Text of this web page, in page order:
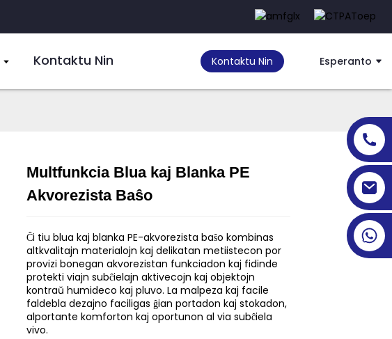
Kontaktu Nin Kontaktu Nin Esperanto
Loading...
Loading... Loading...
Loading...
Multfunkcia Blua kaj Blanka PE
Akvorezista Baŝo
Ĉi tiu blua kaj blanka PE-akvorezista baŝo kombinas
altkvalitajn materialojn kaj delikatan metiistecon por
provizi bonegan akvorezistan funkciadon kaj fidinde
protekti viajn subĉielajn aktivecojn kaj objektojn
kontraŭ humideco kaj pluvo. La malpeza kaj facile
faldebla dezajno faciligas ĝian portadon kaj stokadon,
alportante komforton kaj oportunon al via subĉiela
vivo.